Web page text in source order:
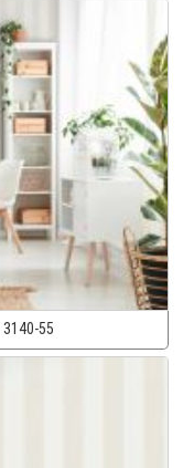
3140-55